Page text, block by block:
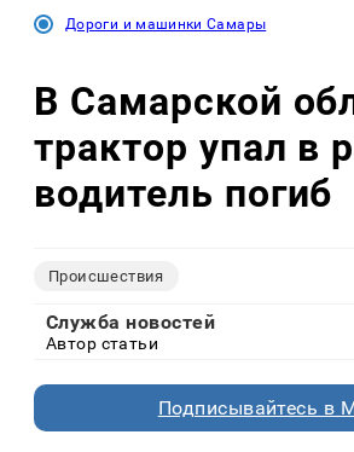
Дороги и машинки Самары
В Самарской
трактор упал в
водитель погиб
Происшествия
Служба новостей
Автор статьи
Подписывайтесь в